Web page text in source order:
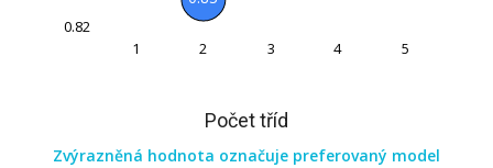
0.82
5
1 2 3 4 5
Počet tříd
Zvýrazněná hodnota označuje preferovaný model